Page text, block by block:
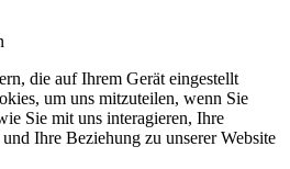
die auf Ihrem Gerät eingestellt
um uns mitzuteilen, wenn Sie
Sie mit uns interagieren, Ihre
Ihre Beziehung zu unserer Website